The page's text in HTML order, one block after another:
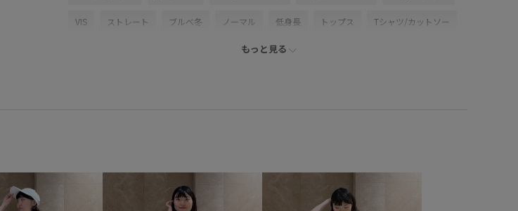
VIS ストレート ブルべ冬 ノーマル 低身長 トップス Tシャツ/カットソー
バッグ
Wtops_pickup きれいめ
もっと見る